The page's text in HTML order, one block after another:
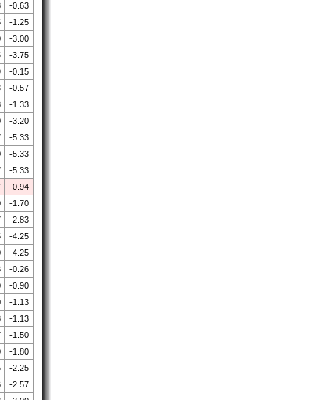
-0.63
-1.25
-3.00
-3.75
-0.15
-0.57
-1.33
-3.20
-5.33
-5.33
-5.33
-0.94
-1.70
-2.83
-4.25
-4.25
-0.26
-0.90
-1.13
-1.13
-1.50
-1.80
-2.25
-2.57